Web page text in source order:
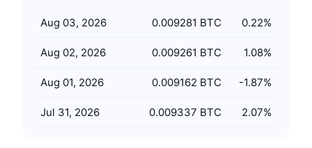
ICO-kalender
Händelsekalender
Aug 03, 2026 0.009281 BTC 0.22%
Aug 02, 2026 0.009261 BTC 1.08%
Aug 01, 2026 0.009162 BTC -1.87%
Jul 31, 2026 0.009337 BTC 2.07%